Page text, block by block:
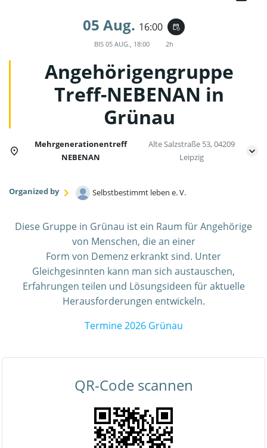
05 Aug. 16:00 event_repeat
BIS 05 AUG., 18:00 2h
Angehörigengruppe
Treff-NEBENAN in
Grünau
Mehrgenerationentreff
NEBENAN
Alte Salzstraße 53, 04209
Leipzig
Organized by Selbstbestimmt leben e. V.
Diese Gruppe in Grünau ist ein Raum für Angehörige
von Menschen, die an einer
Form von Demenz erkrankt sind. Unter
Gleichgesinnten kann man sich austauschen,
Erfahrungen teilen und Lösungsideen für aktuelle
Herausforderungen entwickeln.
Termine 2026 Grünau
QR-Code scannen